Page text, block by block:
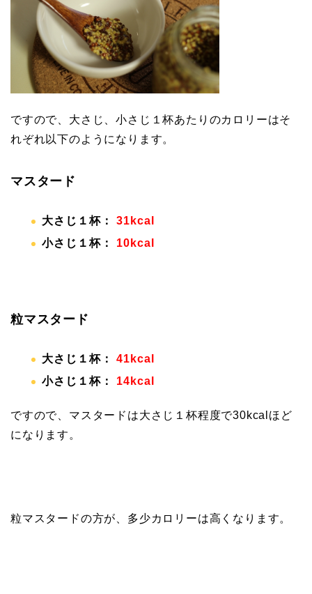
ですので、大さじ、小さじ１杯あたりのカロリーはそ
れぞれ以下のようになります。
マスタード
大さじ１杯：
31kcal
小さじ１杯：
10kcal
粒マスタード
大さじ１杯：
41kcal
小さじ１杯：
14kcal
ですので、マスタードは大さじ１杯程度で30kcalほど
になります。
粒マスタードの方が、多少カロリーは高くなります。